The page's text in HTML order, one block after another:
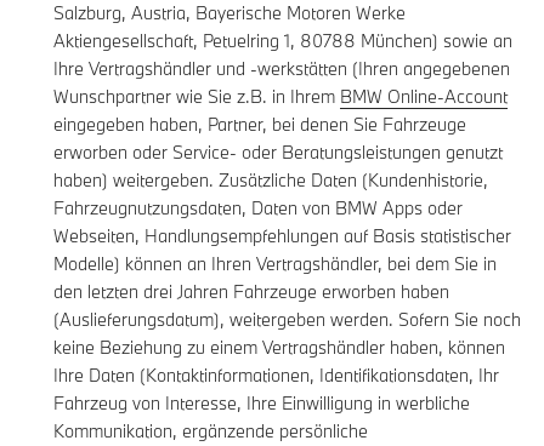
Salzburg, Austria, Bayerische Motoren Werke
Aktiengesellschaft, Petuelring 1, 80788 München) sowie an
Ihre Vertragshändler und -werkstätten (Ihren angegebenen
Wunschpartner wie Sie z.B. in Ihrem BMW Online-Account
eingegeben haben, Partner, bei denen Sie Fahrzeuge
erworben oder Service- oder Beratungsleistungen genutzt
haben) weitergeben. Zusätzliche Daten (Kundenhistorie,
Fahrzeugnutzungsdaten, Daten von BMW Apps oder
Webseiten, Handlungsempfehlungen auf Basis statistischer
Modelle) können an Ihren Vertragshändler, bei dem Sie in
den letzten drei Jahren Fahrzeuge erworben haben
(Auslieferungsdatum), weitergeben werden. Sofern Sie noch
keine Beziehung zu einem Vertragshändler haben, können
Ihre Daten (Kontaktinformationen, Identifikationsdaten, Ihr
Fahrzeug von Interesse, Ihre Einwilligung in werbliche
Kommunikation, ergänzende persönliche